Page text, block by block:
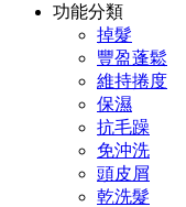
功能分類
掉髮
豐盈蓬鬆
維持捲度
保濕
抗毛躁
免沖洗
頭皮屑
乾洗髮